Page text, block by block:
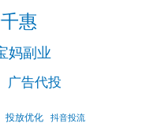
惠
妈副业
广告代投
投放优化 抖音投流